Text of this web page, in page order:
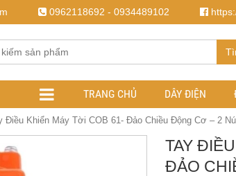
0962118692 - 0934489102
TRANG CHỦ DÂY ĐIỆN
Điều Khiển Máy Tời COB 61- Đảo Chiều Động Cơ – 2
TAY
ĐẢO